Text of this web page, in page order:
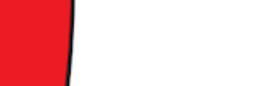
질 수 있기 때
압축하고 최적